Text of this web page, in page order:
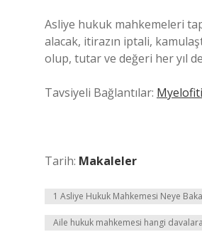
Asliye hukuk mahkemeleri
alacak, itirazın iptali,
olup, tutar ve değeri her yıl
Tavsiyeli Bağlantılar:
Tarih: Makaleler
1 Asliye Hukuk Mahkemesi Neye
Aile hukuk mahkemesi hangi